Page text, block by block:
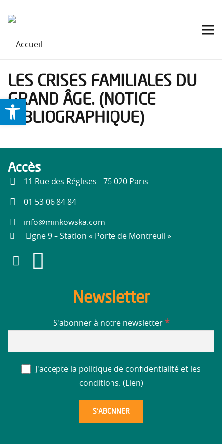
LES CRISES FAMILIALES DU
GRAND ÂGE. (NOTICE
BIBLIOGRAPHIQUE)
Accès
11 Rue des Réglises - 75 020 Paris
01 53 06 84 84
info@minkowska.com
Ligne 9 – Station « Porte de Montreuil »
Newsletter
S'abonner à notre newsletter *
J'accepte la politique de confidentialité et les
conditions. ( Lien)
Ouvrir la barre d’outils